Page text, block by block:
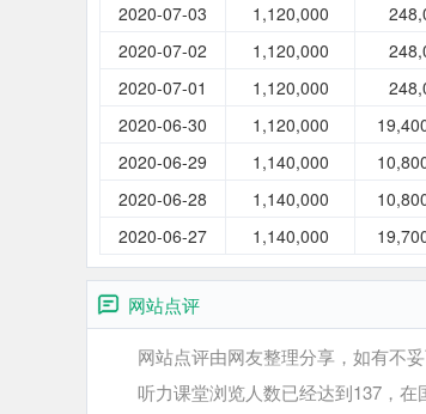
2020-07-03
1,120,000
2020-07-02
1,120,000
2020-07-01
1,120,000
2020-06-30
1,120,000
2020-06-29
1,140,000
2020-06-28
1,140,000
2020-06-27
1,140,000
网站点评
网站点评由网友整理分享，如有不妥
听力课堂浏览人数已经达到137，在